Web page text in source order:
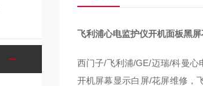
飞利浦心电监护仪开机面板黑
西门子/飞利浦/GE/迈瑞/科曼
开机屏幕显示白屏/花屏维修，